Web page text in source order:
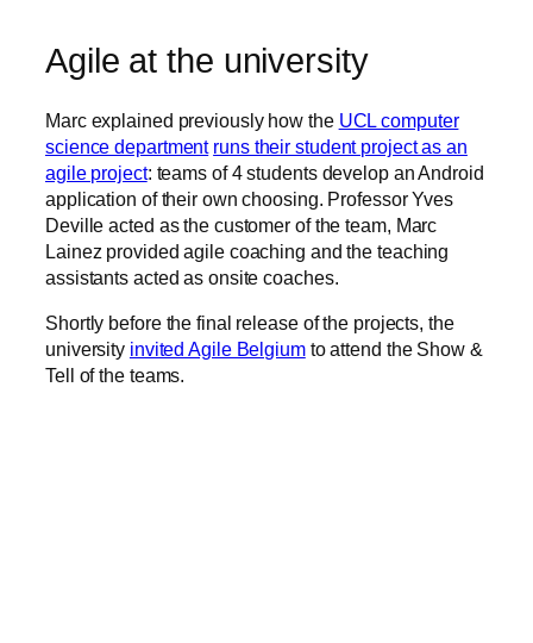
Agile at the university
Marc explained previously how the UCL computer
science department runs their student project as an
agile project: teams of 4 students develop an Android
application of their own choosing. Professor Yves
Deville acted as the customer of the team, Marc
Lainez provided agile coaching and the teaching
assistants acted as onsite coaches.
Shortly before the final release of the projects, the
university invited Agile Belgiumto attend the Show &
Tell of the teams.